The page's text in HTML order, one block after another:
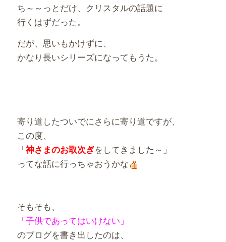
ち～～っとだけ、クリスタルの話題に
行くはずだった。
だが、思いもかけずに、
かなり長いシリーズになってもうた。
寄り道したついでにさらに寄り道ですが、
この度、
「神さまのお取次ぎをしてきました～」
ってな話に行っちゃおうかな
そもそも、
「子供であってはいけない」
のブログを書き出したのは、